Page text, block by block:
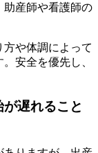
助産師や看護師の
や体調によって
安全を優先し、
遅れること